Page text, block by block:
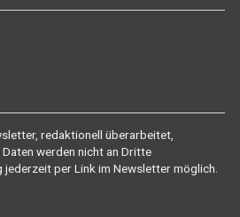
redaktionell überarbeitet,
werden nicht an Dritte
per Link im Newsletter möglich.